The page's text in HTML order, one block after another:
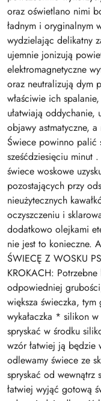
oraz oświetlano nimi
ładnym i oryginalnym
wydzielając delikatny
ujemnie jonizują
elektromagnetyczne
oraz neutralizują dym
właściwie ich
ułatwiają oddychanie,
objawy astmatyczne,
Świece powinno palić
sześćdziesięciu minut
świece woskowe
pozostających przy
nieużytecznych
oczyszczeniu i
dodatkowo olejkami
nie jest to konieczne.
ŚWIECĘ Z WOSKU
KROKACH:
odpowiedniej
większa świeczka,
wykałaczka * silikon
spryskać w środku
wzór łatwiej ją będzie
odlewamy świece ze
spryskać od wewnątrz
łatwiej wyjąć gotową